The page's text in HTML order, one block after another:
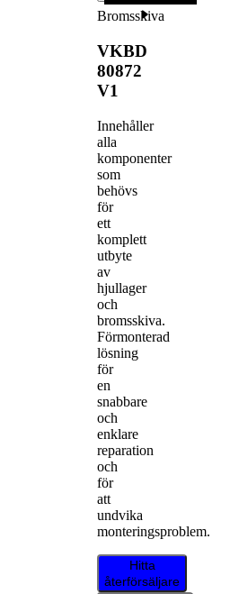
Bromsskiva
VKBD
80872
V1
Innehåller
alla
komponenter
som
behövs
för
ett
komplett
utbyte
av
hjullager
och
bromsskiva.
Förmonterad
lösning
för
en
snabbare
och
enklare
reparation
och
för
att
undvika
monteringsproblem.
Hitta
återförsäljare